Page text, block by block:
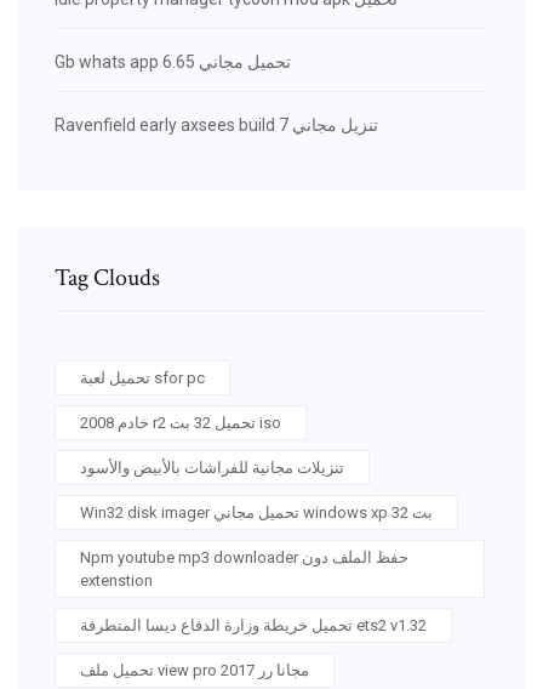
Gb whats app تحميل مجاني 6.65
Ravenfield early axsees build 7 تنزيل مجاني
Tag Clouds
تحميل لعبة sfor pc
خادم 2008 r2 تحميل 32 بت iso
تنزيلات مجانية للفراشات بالأبيض والأسود
Win32 disk imager تحميل مجاني windows xp 32 بت
Npm youtube mp3 downloader حفظ الملف دون
extenstion
تحميل خريطة وزارة الدفاع ديسا المتطرفة ets2 v1.32
تحميل ملف view pro 2017 مجانا رر